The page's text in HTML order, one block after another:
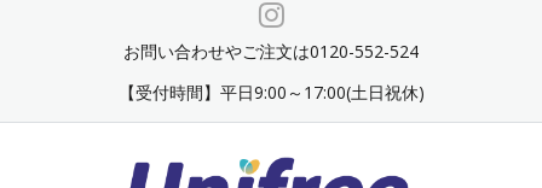
お問い合わせやご注文は0120-552-524
【受付時間】平日9:00～17:00(土日祝休)